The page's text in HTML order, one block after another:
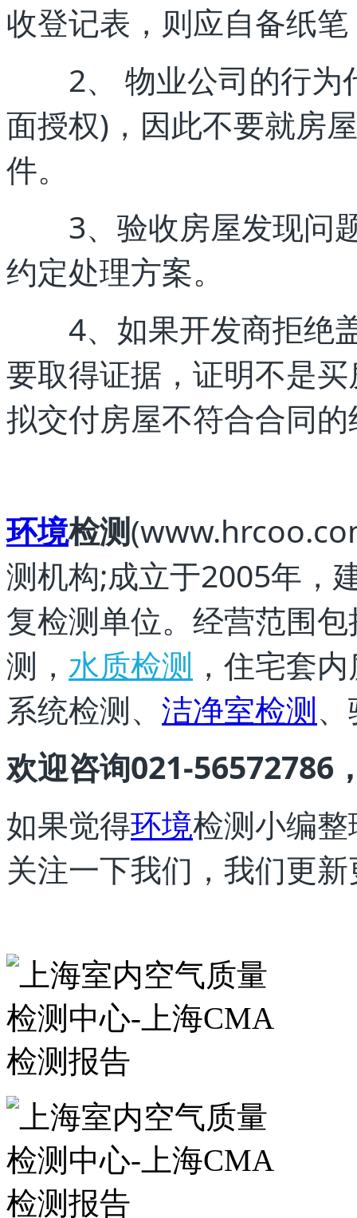
收登记表，则应自备纸
2、 物业公司的行为
面授权)，因此不要就房
件。
3、验收房屋发现问
约定处理方案。
4、如果开发商拒绝
要取得证据，证明不是
拟交付房屋不符合合同
环境检测
测机构;成立于2005年，
复检测单位。经营范围
测， 水质检测 ，住宅套
系统检测、 洁净室检测
欢迎咨询021-56572786
如果觉得环境检测小编
关注一下我们，我们更